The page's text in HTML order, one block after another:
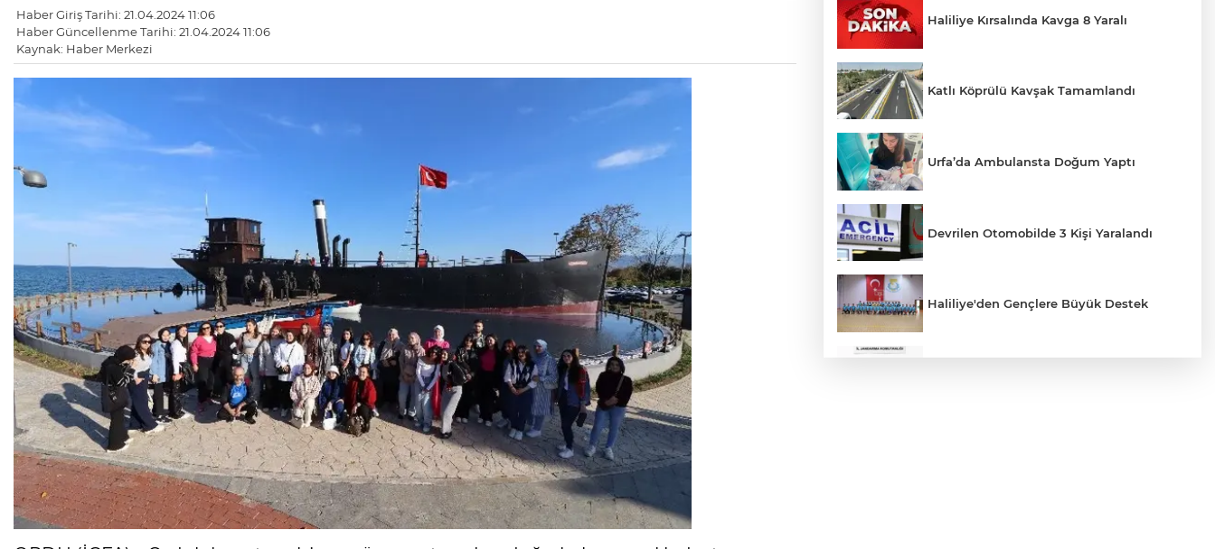
Haber Giriş Tarihi: 21.04.2024 11:06
Haber Güncellenme Tarihi: 21.04.2024 11:06
Kaynak: Haber Merkezi
Haliliye Kırsalında Kavga 8 Yaralı
Katlı Köprülü Kavşak Tamamlandı
Urfa’da Ambulansta Doğum Yaptı
Devrilen Otomobilde 3 Kişi Yaralandı
Haliliye'den Gençlere Büyük Destek